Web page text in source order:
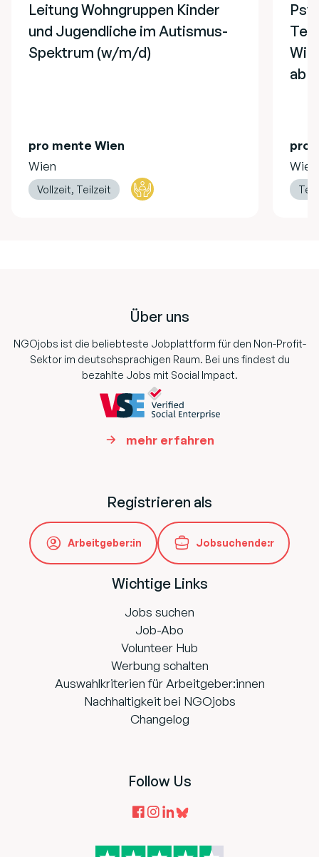
Leitung Wohngruppen Kinder
und Jugendliche im Autismus-
Spektrum (w/m/d)
pro mente Wien
Wien
Vollzeit, Teilzeit
ab
pro
Wien
Über uns
NGOjobs ist die beliebteste Jobplattform für den Non-Profit-
Sektor im deutschsprachigen Raum. Bei uns findest du
bezahlte Jobs mit Social Impact.
mehr erfahren
Registrieren als
Arbeitgeber:in Jobsuchende:r
Wichtige Links
Jobs suchen
Job-Abo
Volunteer Hub
Werbung schalten
Auswahlkriterien für Arbeitgeber:innen
Nachhaltigkeit bei NGOjobs
Changelog
Follow Us